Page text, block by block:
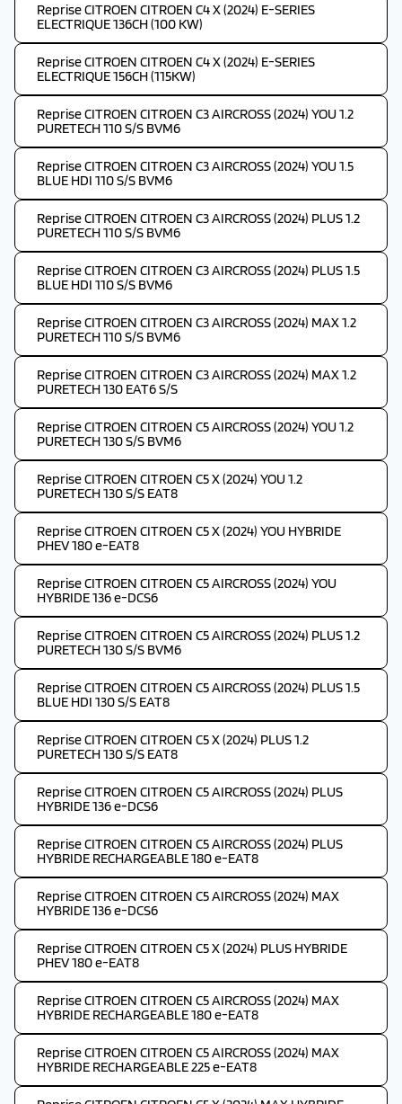
Reprise CITROEN CITROEN C4 X (2024) E-SERIES
ELECTRIQUE 136CH (100 KW)
Reprise CITROEN CITROEN C4 X (2024) E-SERIES
ELECTRIQUE 156CH (115KW)
Reprise CITROEN CITROEN C3 AIRCROSS (2024) YOU 1.2
PURETECH 110 S/S BVM6
Reprise CITROEN CITROEN C3 AIRCROSS (2024) YOU 1.5
BLUE HDI 110 S/S BVM6
Reprise CITROEN CITROEN C3 AIRCROSS (2024) PLUS 1.2
PURETECH 110 S/S BVM6
Reprise CITROEN CITROEN C3 AIRCROSS (2024) PLUS 1.5
BLUE HDI 110 S/S BVM6
Reprise CITROEN CITROEN C3 AIRCROSS (2024) MAX 1.2
PURETECH 110 S/S BVM6
Reprise CITROEN CITROEN C3 AIRCROSS (2024) MAX 1.2
PURETECH 130 EAT6 S/S
Reprise CITROEN CITROEN C5 AIRCROSS (2024) YOU 1.2
PURETECH 130 S/S BVM6
Reprise CITROEN CITROEN C5 X (2024) YOU 1.2
PURETECH 130 S/S EAT8
Reprise CITROEN CITROEN C5 X (2024) YOU HYBRIDE
PHEV 180 e-EAT8
Reprise CITROEN CITROEN C5 AIRCROSS (2024) YOU
HYBRIDE 136 e-DCS6
Reprise CITROEN CITROEN C5 AIRCROSS (2024) PLUS 1.2
PURETECH 130 S/S BVM6
Reprise CITROEN CITROEN C5 AIRCROSS (2024) PLUS 1.5
BLUE HDI 130 S/S EAT8
Reprise CITROEN CITROEN C5 X (2024) PLUS 1.2
PURETECH 130 S/S EAT8
Reprise CITROEN CITROEN C5 AIRCROSS (2024) PLUS
HYBRIDE 136 e-DCS6
Reprise CITROEN CITROEN C5 AIRCROSS (2024) PLUS
HYBRIDE RECHARGEABLE 180 e-EAT8
Reprise CITROEN CITROEN C5 AIRCROSS (2024) MAX
HYBRIDE 136 e-DCS6
Reprise CITROEN CITROEN C5 X (2024) PLUS HYBRIDE
PHEV 180 e-EAT8
Reprise CITROEN CITROEN C5 AIRCROSS (2024) MAX
HYBRIDE RECHARGEABLE 180 e-EAT8
Reprise CITROEN CITROEN C5 AIRCROSS (2024) MAX
HYBRIDE RECHARGEABLE 225 e-EAT8